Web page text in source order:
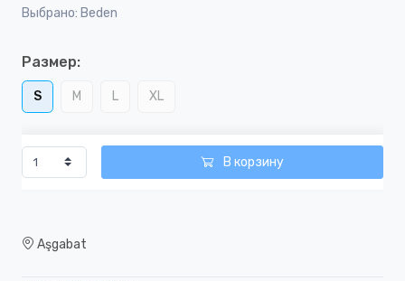
Выбрано: Beden
Размер:
S M L XL
В корзину
Aşgabat